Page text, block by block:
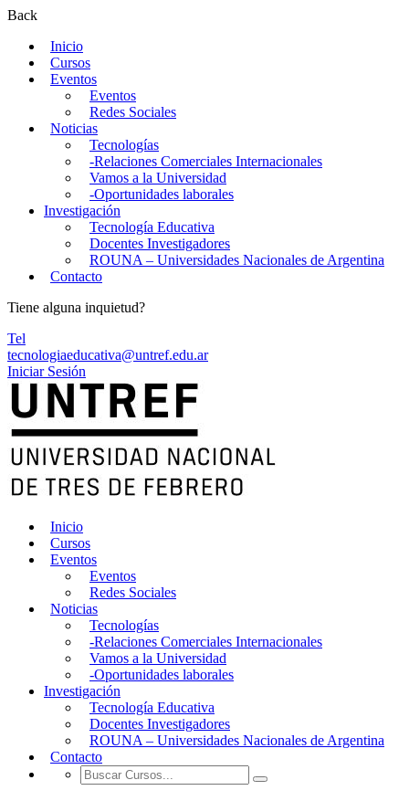
Back
Inicio
Cursos
Eventos
Eventos
Redes Sociales
Noticias
Tecnologías
-Relaciones Comerciales Internacionales
Vamos a la Universidad
-Oportunidades laborales
Investigación
Tecnología Educativa
Docentes Investigadores
ROUNA – Universidades Nacionales de Argentina
Contacto
Tiene alguna inquietud?
Tel
tecnologiaeducativa@untref.edu.ar
Iniciar Sesión
Inicio
Cursos
Eventos
Eventos
Redes Sociales
Noticias
Tecnologías
-Relaciones Comerciales Internacionales
Vamos a la Universidad
-Oportunidades laborales
Investigación
Tecnología Educativa
Docentes Investigadores
ROUNA – Universidades Nacionales de Argentina
Contacto